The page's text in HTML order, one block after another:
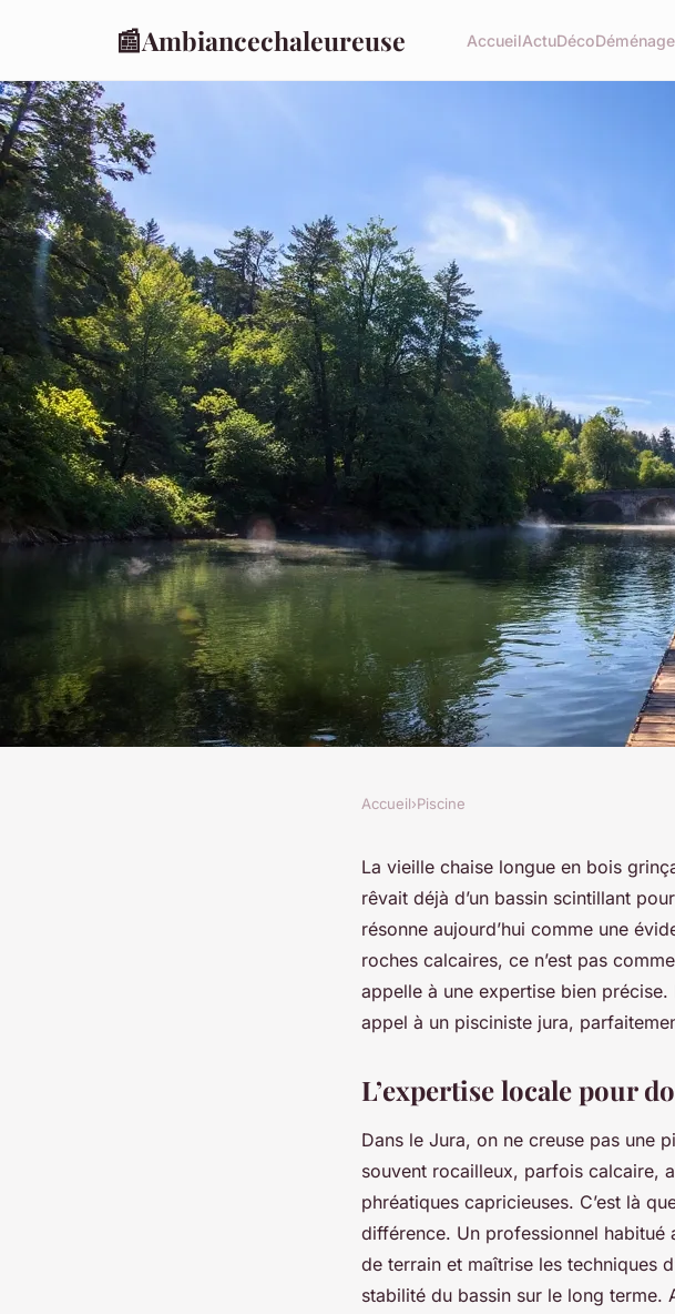
📰Ambiancechaleureuse AccueilActuDéco
5 raisons de confier votre
piscine au Jura
9 min de lecture
Accueil›Piscine
La vieille chaise longue en bois
rêvait déjà d’un bassin scintillant
résonne aujourd’hui comme une
roches calcaires, ce n’est pas
appelle à une expertise bien
appel à un pisciniste jura,
L’expertise locale pour
Dans le Jura, on ne creuse pas une
souvent rocailleux, parfois calcaire,
phréatiques capricieuses. C’est là
différence. Un professionnel habitué
de terrain et maîtrise les techniques
stabilité du bassin sur le long terme.